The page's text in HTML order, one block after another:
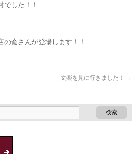
でした！！
の兪さんが登場します！！
文楽を見に行きました！ →